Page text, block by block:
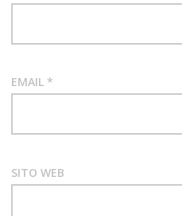
EMAIL *
SITO WEB